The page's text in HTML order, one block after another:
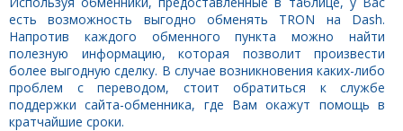
есть возможность выгодно обменять TRON на Dash.
Напротив каждого обменного пункта можно найти
полезную информацию, которая позволит произвести
более выгодную сделку. В случае возникновения каких-либо
проблем с переводом, стоит обратиться к службе
поддержки сайта-обменника, где Вам окажут помощь в
кратчайшие сроки.